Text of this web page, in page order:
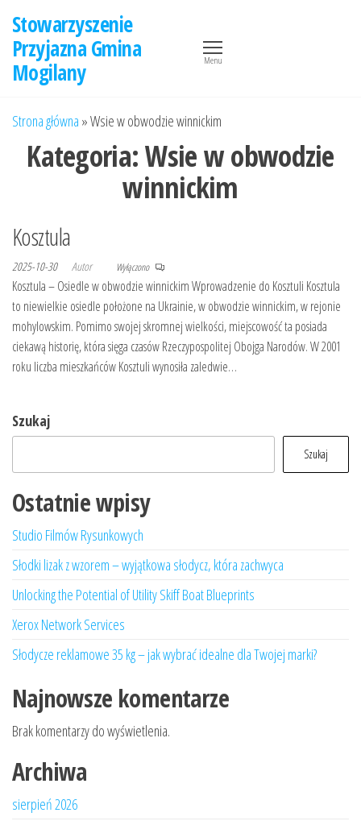
treści
Stowarzyszenie
Przyjazna Gmina
Mogilany
Menu
Strona główna »Wsie w obwodzie winnickim
Kategoria:Wsie w obwodzie
winnickim
Kosztula
2025-10-30 Autor Wyłączono
Kosztula – Osiedle w obwodzie winnickim Wprowadzenie do Kosztuli Kosztula
to niewielkie osiedle położone na Ukrainie, w obwodzie winnickim, w rejonie
mohylowskim. Pomimo swojej skromnej wielkości, miejscowość ta posiada
ciekawą historię, która sięga czasów Rzeczypospolitej Obojga Narodów. W 2001
roku liczba mieszkańców Kosztuli wynosiła zaledwie…
Szukaj
Szukaj
Ostatnie wpisy
Studio Filmów Rysunkowych
Słodki lizak z wzorem – wyjątkowa słodycz, która zachwyca
Unlocking the Potential of Utility Skiff Boat Blueprints
Xerox Network Services
Słodycze reklamowe 35 kg – jak wybrać idealne dla Twojej marki?
Najnowsze komentarze
Brak komentarzy do wyświetlenia.
Archiwa
sierpień 2026